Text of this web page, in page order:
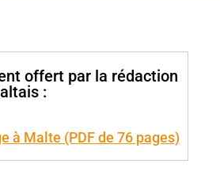
offert par la rédaction
:
à Malte (PDF de 76 pages)